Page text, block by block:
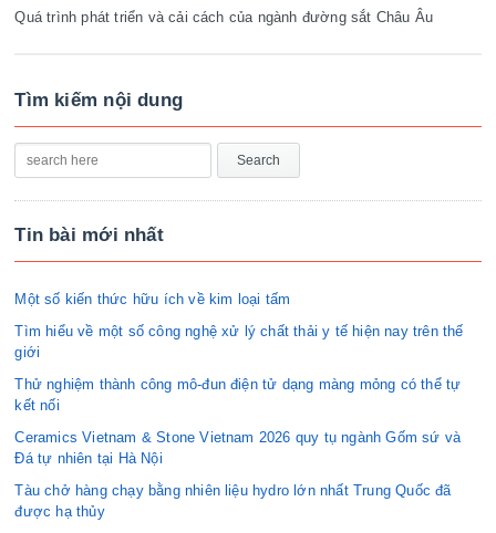
Quá trình phát triển và cải cách của ngành đường sắt Châu Âu
Tìm kiếm nội dung
Tin bài mới nhất
Một số kiến thức hữu ích về kim loại tấm
Tìm hiểu về một số công nghệ xử lý chất thải y tế hiện nay trên thế
giới
Thử nghiệm thành công mô-đun điện tử dạng màng mỏng có thể tự
kết nối
Ceramics Vietnam & Stone Vietnam 2026 quy tụ ngành Gốm sứ và
Đá tự nhiên tại Hà Nội
Tàu chở hàng chạy bằng nhiên liệu hydro lớn nhất Trung Quốc đã
được hạ thủy